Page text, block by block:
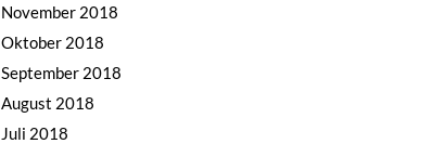
November 2018
Oktober 2018
September 2018
August 2018
Juli 2018